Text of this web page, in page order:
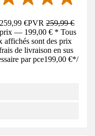
€PVR259,99 €
— 199,00 € * Tous
affichés sont des prix
de livraison en sus
par pce199,00 €*/